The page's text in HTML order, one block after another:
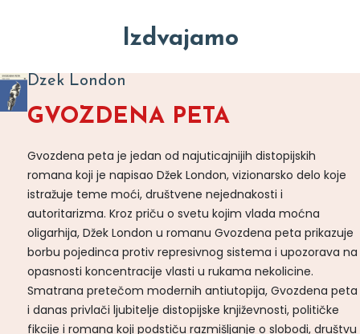
Izdvajamo
Dzek London
GVOZDENA PETA
Gvozdena peta je jedan od najuticajnijih distopijskih
romana koji je napisao Džek London, vizionarsko delo koje
istražuje teme moći, društvene nejednakosti i
autoritarizma. Kroz priču o svetu kojim vlada moćna
oligarhija, Džek London u romanu Gvozdena peta prikazuje
borbu pojedinca protiv represivnog sistema i upozorava na
opasnosti koncentracije vlasti u rukama nekolicine.
Smatrana pretečom modernih antiutopija, Gvozdena peta
i danas privlači ljubitelje distopijske književnosti, političke
fikcije i romana koji podstiču razmišljanje o slobodi, društvu